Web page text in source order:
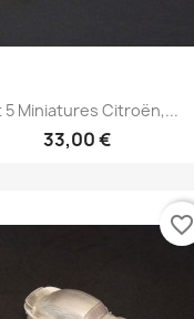
5 Miniatures Citroën,...
33,00 €
favorite_border